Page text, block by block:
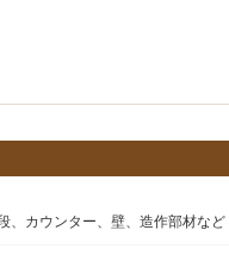
、カウンター、壁、造作部材など